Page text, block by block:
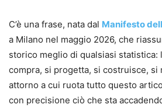
C’è una frase, nata dal Manifesto
a Milano nel maggio 2026, che
storico meglio di qualsiasi statistica:
compra, si progetta, si costruisce, si
attorno a cui ruota tutto questo
con precisione ciò che sta